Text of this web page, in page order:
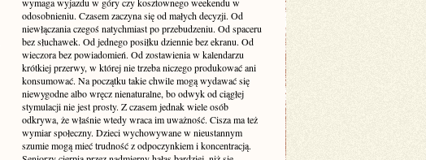
odosobnieniu. Czasem zaczyna się od małych decyzji. Od
niewłączania czegoś natychmiast po przebudzeniu. Od spaceru
bez słuchawek. Od jednego posiłku dziennie bez ekranu. Od
wieczora bez powiadomień. Od zostawienia w kalendarzu
krótkiej przerwy, w której nie trzeba niczego produkować ani
konsumować. Na początku takie chwile mogą wydawać się
niewygodne albo wręcz nienaturalne, bo odwyk od ciągłej
stymulacji nie jest prosty. Z czasem jednak wiele osób
odkrywa, że właśnie wtedy wraca im uważność. Cisza ma też
wymiar społeczny. Dzieci wychowywane w nieustannym
szumie mogą mieć trudność z odpoczynkiem i koncentracją.